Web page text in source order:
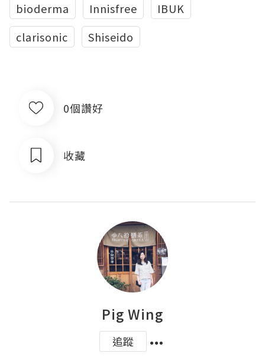
bioderma Innisfree
IBUK
clarisonic
Shiseido
0個讚好
收藏
Pig Wing
追蹤